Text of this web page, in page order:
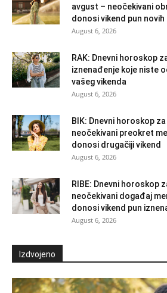
avgust – neočekivani
donosi vikend pun novih
August 6, 2026
RAK: Dnevni horoskop
iznenađenje koje niste
vašeg vikenda
August 6, 2026
BIK: Dnevni horoskop
neočekivani preokret
donosi drugačiji vikend
August 6, 2026
RIBE: Dnevni horoskop
neočekivani događaj
donosi vikend pun
August 6, 2026
Izdvojeno